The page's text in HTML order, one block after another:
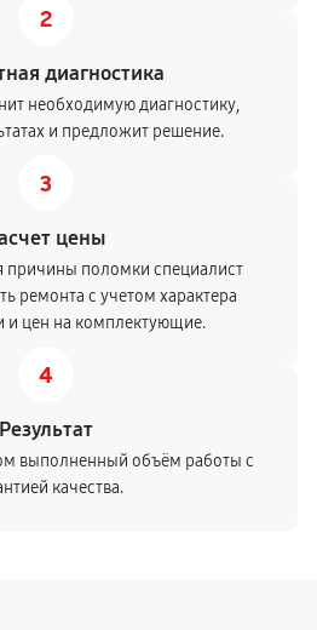
2
диагностика
необходимую диагностику,
и предложит решение.
3
цены
причины поломки специалист
ремонта с учетом характера
и цен на комплектующие.
4
Результат
выполненный объём работы с
качества.